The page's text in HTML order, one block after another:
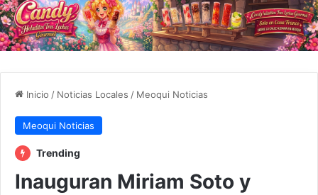
Inicio / Noticias Locales / Meoqui Noticias
Meoqui Noticias
Trending
Inauguran Miriam Soto y